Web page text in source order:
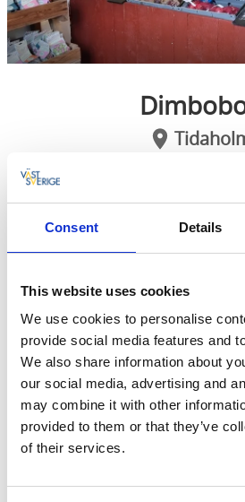
Consent Details
This website uses cookies
We use cookies to personalise
provide social media features and
We also share information about
our social media, advertising and
may combine it with other
provided to them or that they’ve
of their services.
Självbetjänande
En självbetjänande
från gården och närområdet
Mysig gårdsbutik med
I Dimboboa handlar ni lokalt
ett enkelt sätt plockar man
via en skärm lägger man in det
sedan på egen hand betala med
Här finns allt från vitkål, ägg,